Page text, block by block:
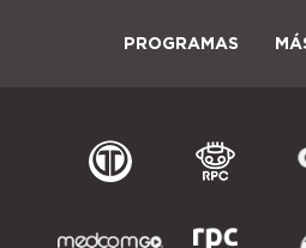
PROGRAMAS